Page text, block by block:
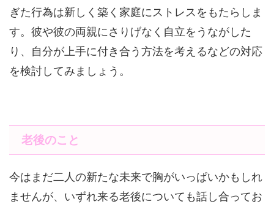
ぎた行為は新しく築く家庭にストレスをもたらしま
す。彼や彼の両親にさりげなく自立をうながした
り、自分が上手に付き合う方法を考えるなどの対応
を検討してみましょう。
老後のこと
今はまだ二人の新たな未来で胸がいっぱいかもしれ
ませんが、いずれ来る老後についても話し合ってお